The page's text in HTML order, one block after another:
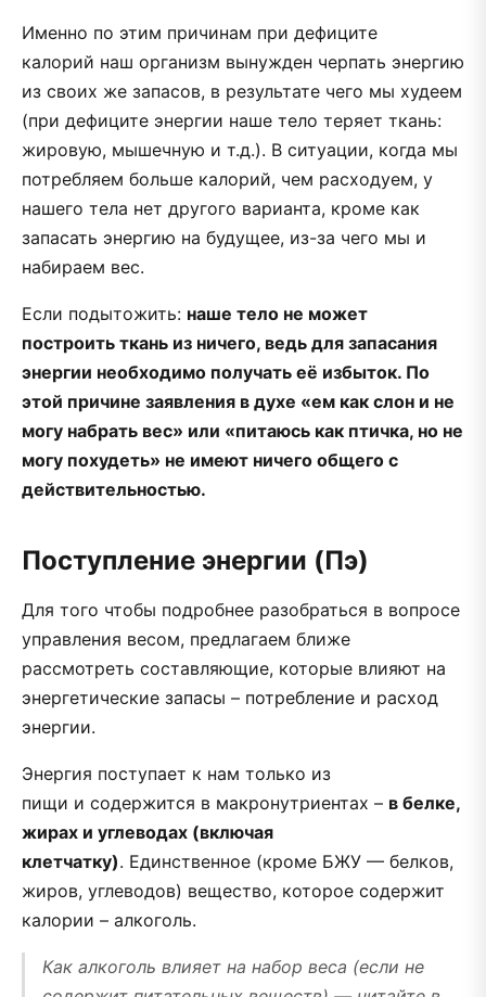
Именно по этим причинам при дефиците
калорий наш организм вынужден черпать энергию
из своих же запасов, в результате чего мы худеем
(при дефиците энергии наше тело теряет ткань:
жировую, мышечную и т.д.). В ситуации, когда мы
потребляем больше калорий, чем расходуем, у
нашего тела нет другого варианта, кроме как
запасать энергию на будущее, из-за чего мы и
набираем вес.
Если подытожить: наше тело не может
построить ткань из ничего, ведь для запасания
энергии необходимо получать её избыток. По
этой причине заявления в духе «ем как слон и не
могу набрать вес» или «питаюсь как птичка, но не
могу похудеть» не имеют ничего общего с
действительностью.
Поступление энергии (Пэ)
Для того чтобы подробнее разобраться в вопросе
управления весом, предлагаем ближе
рассмотреть составляющие, которые влияют на
энергетические запасы – потребление и расход
энергии.
Энергия поступает к нам только из
пищи и содержится в макронутриентах – в белке,
жирах и углеводах (включая
клетчатку). Единственное (кроме БЖУ — белков,
жиров, углеводов) вещество, которое содержит
калории – алкоголь.
Как алкоголь влияет на набор веса (если не